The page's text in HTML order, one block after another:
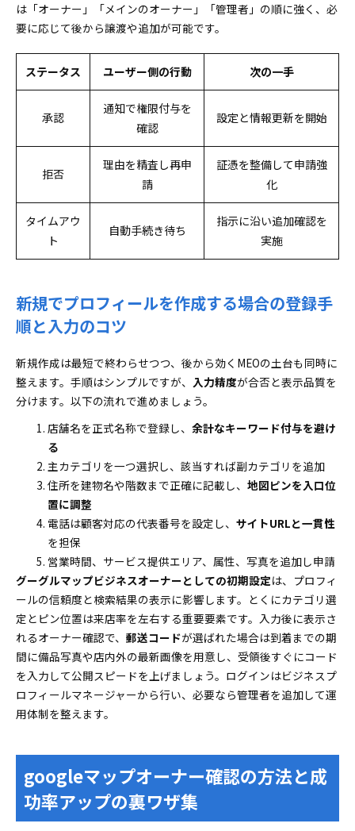
は「オーナー」「メインのオーナー」「管理者」の順に強く、必
要に応じて後から譲渡や追加が可能です。
ステータス ユーザー側の行動 次の一手
承認
通知で権限付与を
確認
設定と情報更新を開始
拒否
理由を精査し再申
請
証憑を整備して申請強
化
タイムアウ
ト
自動手続き待ち
指示に沿い追加確認を
実施
新規でプロフィールを作成する場合の登録手
順と入力のコツ
新規作成は最短で終わらせつつ、後から効くMEOの土台も同時に
整えます。手順はシンプルですが、 入力精度が合否と表示品質を
分けます。以下の流れで進めましょう。
店舗名を正式名称で登録し、 余計なキーワード付与を避け
る
主カテゴリを一つ選択し、該当すれば副カテゴリを追加
住所を建物名や階数まで正確に記載し、 地図ピンを入口位
置に調整
電話は顧客対応の代表番号を設定し、 サイトURLと一貫性
を担保
営業時間、サービス提供エリア、属性、写真を追加し申請
グーグルマップビジネスオーナーとしての初期設定は、プロフィ
ールの信頼度と検索結果の表示に影響します。とくにカテゴリ選
定とピン位置は来店率を左右する重要要素です。入力後に表示さ
れるオーナー確認で、 郵送コードが選ばれた場合は到着までの期
間に備品写真や店内外の最新画像を用意し、受領後すぐにコード
を入力して公開スピードを上げましょう。ログインはビジネスプ
ロフィールマネージャーから行い、必要なら管理者を追加して運
用体制を整えます。
googleマップオーナー確認の方法と成
功率アップの裏ワザ集